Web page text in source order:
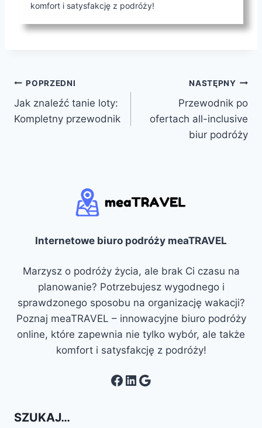
komfort i satysfakcję z podróży!
Nawigacja
wpisu
POPRZEDNI
Jak znaleźć tanie loty:
Kompletny przewodnik
NASTĘPNY
Przewodnik po
ofertach all-inclusive
biur podróży
Internetowe biuro podróży meaTRAVEL
Marzysz o podróży życia, ale brak Ci czasu na
planowanie? Potrzebujesz wygodnego i
sprawdzonego sposobu na organizację wakacji?
Poznaj meaTRAVEL – innowacyjne biuro podróży
online, które zapewnia nie tylko wybór, ale także
komfort i satysfakcję z podróży!
Facebook
LinkedIn
Google
SZUKAJ…